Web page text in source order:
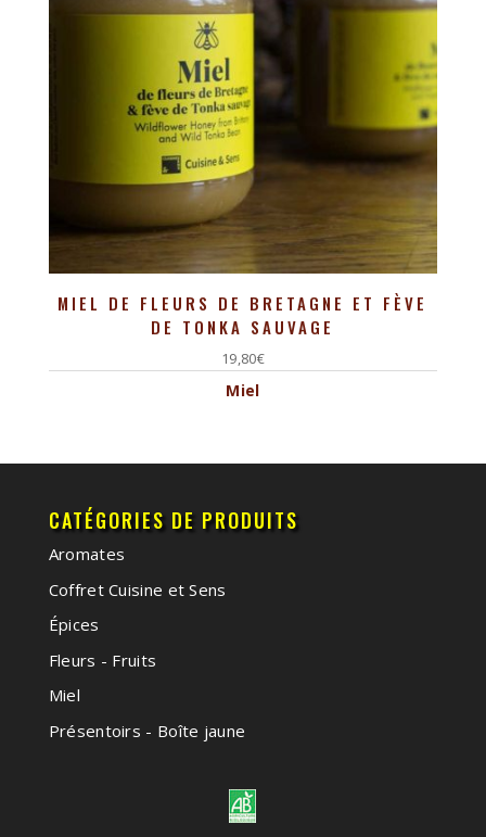
MIEL DE FLEURS DE BRETAGNE ET FÈVE
DE TONKA SAUVAGE
19,80€
Miel
CATÉGORIES DE PRODUITS
Aromates
Coffret Cuisine et Sens
Épices
Fleurs - Fruits
Miel
Présentoirs - Boîte jaune